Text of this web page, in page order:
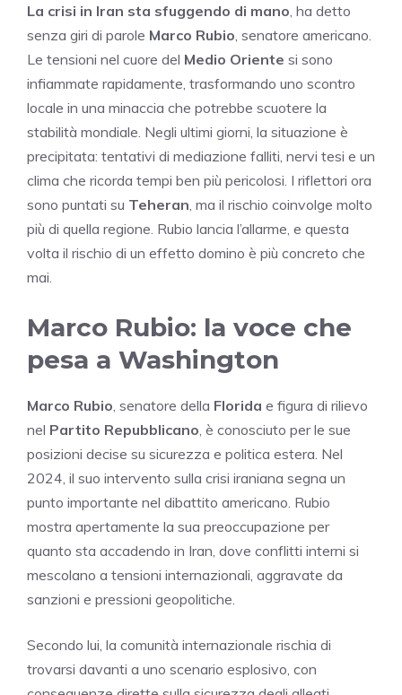
La crisi in Iran sta sfuggendo di mano , ha detto
senza giri di parole Marco Rubio , senatore americano.
Le tensioni nel cuore del Medio Oriente si sono
infiammate rapidamente, trasformando uno scontro
locale in una minaccia che potrebbe scuotere la
stabilità mondiale. Negli ultimi giorni, la situazione è
precipitata: tentativi di mediazione falliti, nervi tesi e un
clima che ricorda tempi ben più pericolosi. I riflettori ora
sono puntati su Teheran , ma il rischio coinvolge molto
più di quella regione. Rubio lancia l’allarme, e questa
volta il rischio di un effetto domino è più concreto che
mai.
Marco Rubio: la voce che
pesa a Washington
Marco Rubio , senatore della Florida e figura di rilievo
nel Partito Repubblicano , è conosciuto per le sue
posizioni decise su sicurezza e politica estera. Nel
2024, il suo intervento sulla crisi iraniana segna un
punto importante nel dibattito americano. Rubio
mostra apertamente la sua preoccupazione per
quanto sta accadendo in Iran, dove conflitti interni si
mescolano a tensioni internazionali, aggravate da
sanzioni e pressioni geopolitiche.
Secondo lui, la comunità internazionale rischia di
trovarsi davanti a uno scenario esplosivo, con